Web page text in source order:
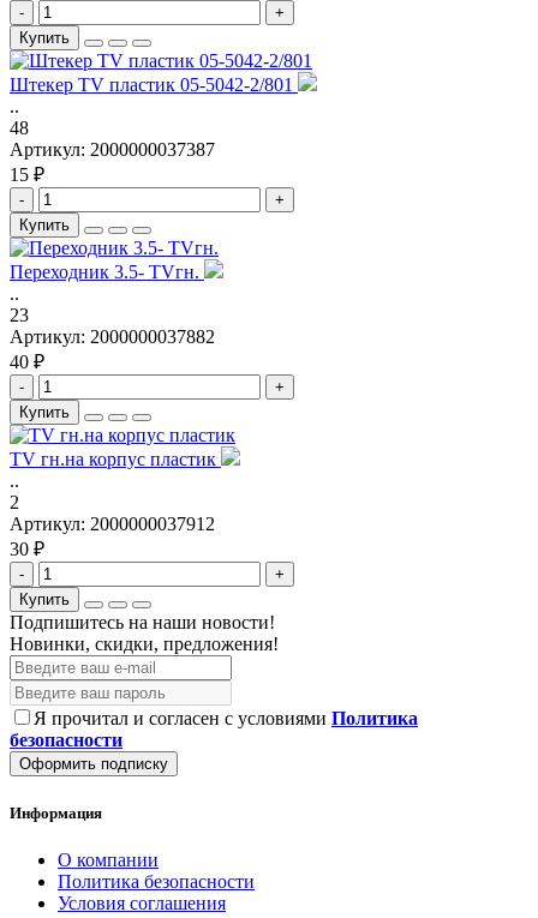
-
+
Купить
Штекер TV пластик 05-5042-2/801
..
48
Артикул: 2000000037387
15 ₽
-
+
Купить
Переходник 3.5- TVгн.
..
23
Артикул: 2000000037882
40 ₽
-
+
Купить
TV гн.на корпус пластик
..
2
Артикул: 2000000037912
30 ₽
-
+
Купить
Подпишитесь на наши новости!
Новинки, скидки, предложения!
Я прочитал и согласен с условиями Политика
безопасности
Оформить подписку
Информация
О компании
Политика безопасности
Условия соглашения